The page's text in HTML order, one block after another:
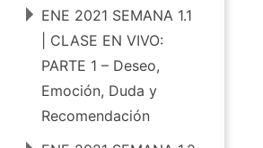
ENE 2021 SEMANA 1.1
| CLASE EN VIVO:
PARTE 1 – Deseo,
Emoción, Duda y
Recomendación